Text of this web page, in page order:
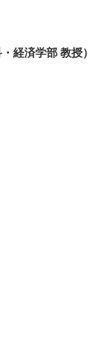
経済学部 教授）